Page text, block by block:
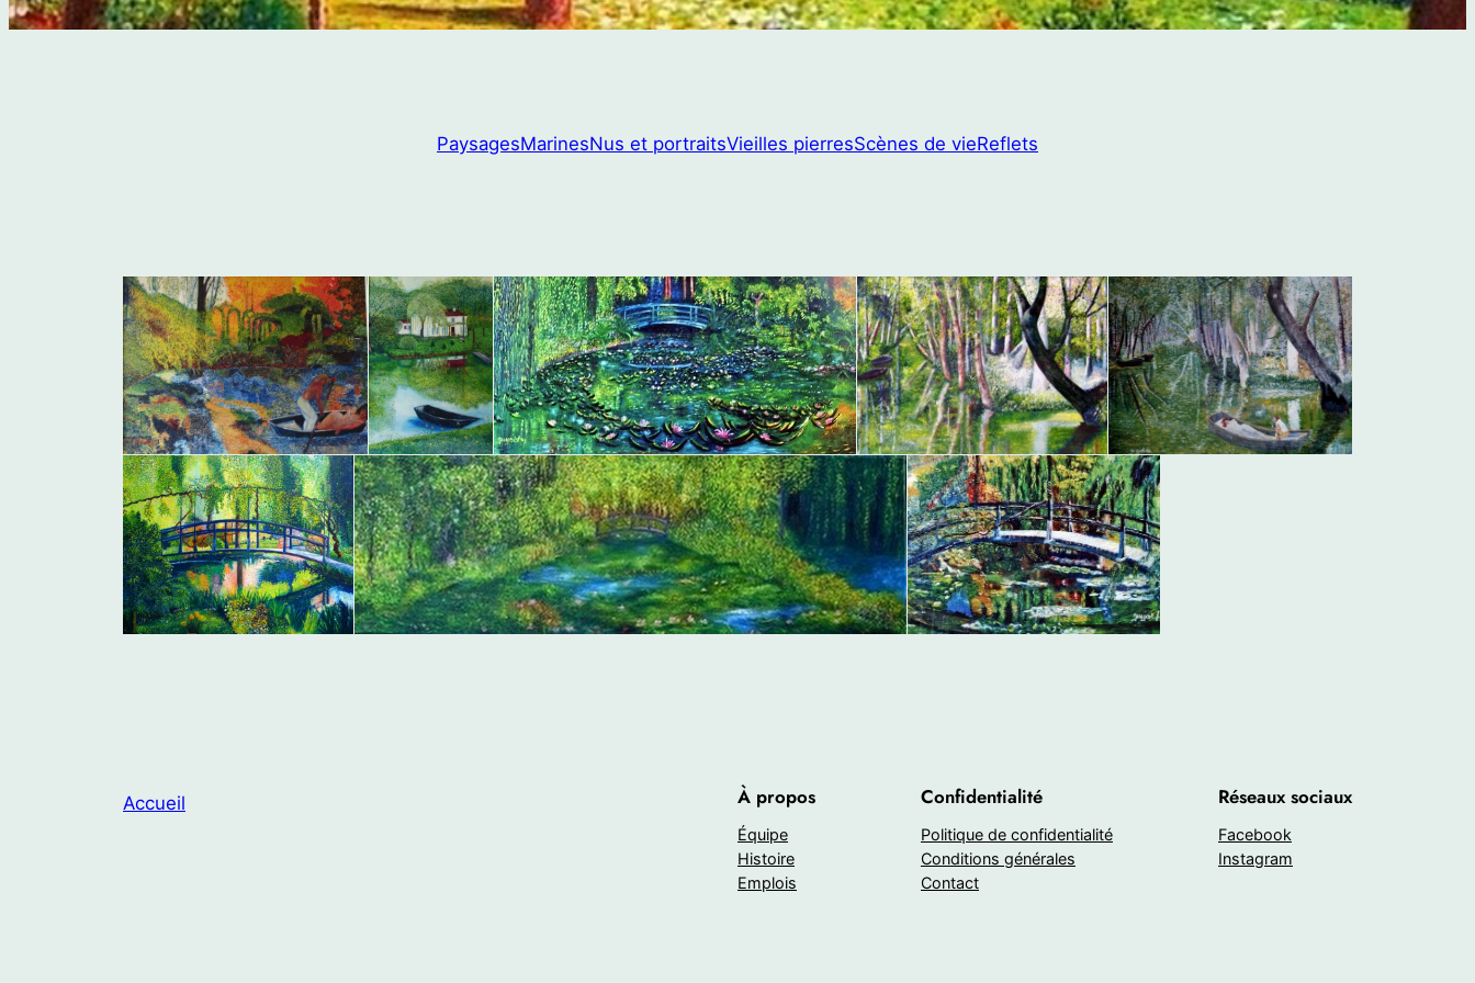
PaysagesMarinesNus et portraitsVieilles pierresScènes de vieReflets
Accueil À propos
Équipe
Histoire
Emplois
Confidentialité
Politique de confidentialité
Conditions générales
Contact
Réseaux sociaux
Facebook
Instagram